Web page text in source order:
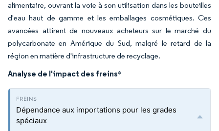
alimentaire, ouvrant la voie à son utilisation dans les bouteilles
d'eau haut de gamme et les emballages cosmétiques. Ces
avancées attirent de nouveaux acheteurs sur le marché du
polycarbonate en Amérique du Sud, malgré le retard de la
région en matière d'infrastructure de recyclage.
Analyse de l'impact des freins*
Dépendance aux importations pour les grades
spéciaux